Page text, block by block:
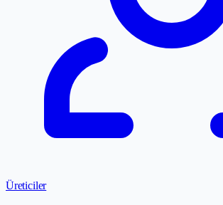
Üreticiler